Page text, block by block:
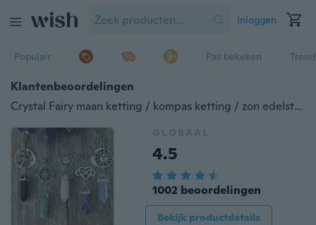
Inloggen
Populair Pas bekeken
Klantenbeoordelingen
Crystal Fairy maan ketting / kompas ketting / zon edelsteen ketting / Infinity hart ketting / maan zon ketting / Quartz Crystal Celestial
GLOBAAL
4.5
1002 beoordelingen
Bekijk productdetails